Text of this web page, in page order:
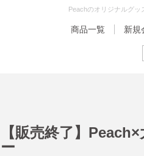
Peachのオリジナルグッ
商品一覧 新規
【販売終了】
ー